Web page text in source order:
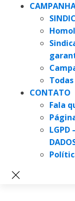
CONTATO
Fala
LGPD